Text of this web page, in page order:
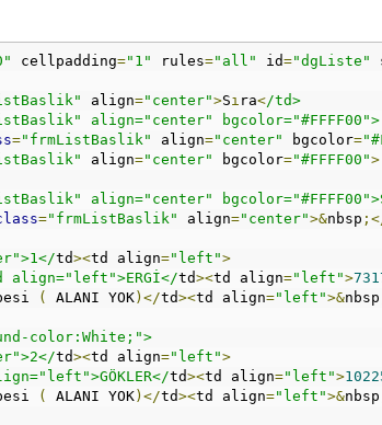
cellpadding="1" rules="all" id="dgListe"
align="center">Sı ra</td>
align="center" bgcolor="#FFFF00">
="frmListBaslik" align="center" bgcolor=
align="center" bgcolor="#FFFF00">
align="center"
="frmListBaslik" align="center">&nbsp
td><td align="left">
align="left">ERGİ</td><td align="left">
( ALANI YOK)</td><td align="left">&nbsp
color:White;">
td><td align="left">
td><td align="left">
( ALANI YOK)</td><td align="left">&nbsp